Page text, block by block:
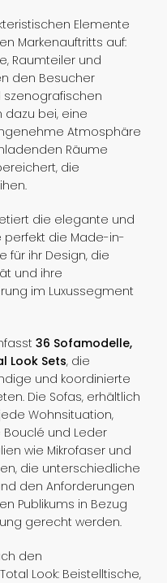
Elemente
Markenauftritts auf:
Raumteiler und
den Besucher
bei, eine
Atmosphäre
Räume
die
die elegante und
die Made-in-
für ihr Design, die
und ihre
im Luxussegment
36 Sofamodelle,
Look Sets, die
und koordinierte
Die Sofas, erhältlich
Wohnsituation,
und Leder
wie Mikrofaser und
die unterschiedliche
den Anforderungen
Publikums in Bezug
gerecht werden.
den
Look: Beistelltische,